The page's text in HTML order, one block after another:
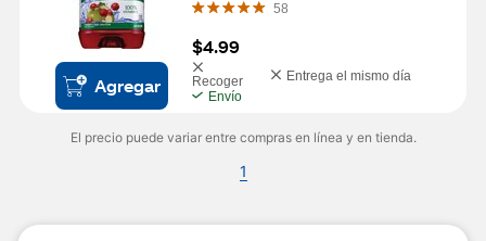
Agregar
58
$4.99
Recoger
Entrega el mismo día
Envío
El precio puede variar entre compras en línea y en tienda.
1